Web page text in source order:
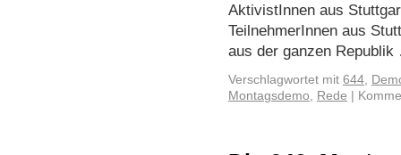
AktivistInnen aus
TeilnehmerInnen aus
aus der ganzen
Verschlagwortet mit 644,
Montagsdemo, Rede